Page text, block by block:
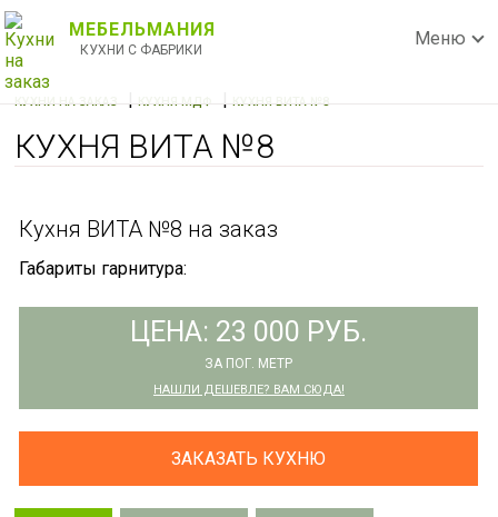
МЕБЕЛЬМАНИЯ
КУХНИ С ФАБРИКИ
Меню
КУХНИ НА ЗАКАЗ |КУХНЯ МДФ |КУХНЯ ВИТА №8
КУХНЯ ВИТА №8
Кухня ВИТА №8 на заказ
Габариты гарнитура:
ЦЕНА: 23 000 РУБ.
ЗА ПОГ. МЕТР
НАШЛИ ДЕШЕВЛЕ? ВАМ СЮДА!
ЗАКАЗАТЬ КУХНЮ